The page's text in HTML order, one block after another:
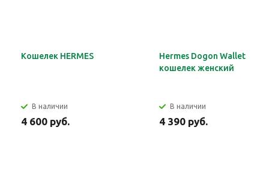
Кошелек HERMES
В наличии
4 600 руб.
Hermes Dogon Wallet
кошелек женский
В наличии
4 390 руб.